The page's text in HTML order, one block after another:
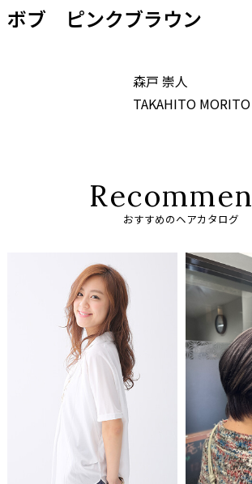
ボブ ピンクブラウン
森戸 崇人
TAKAHITO MORITO
Recommen
おすすめのヘアカタログ